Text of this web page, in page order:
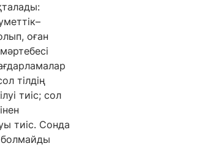
оған
тілдің
тиіс; сол
тиіс. Сонда
болмайды